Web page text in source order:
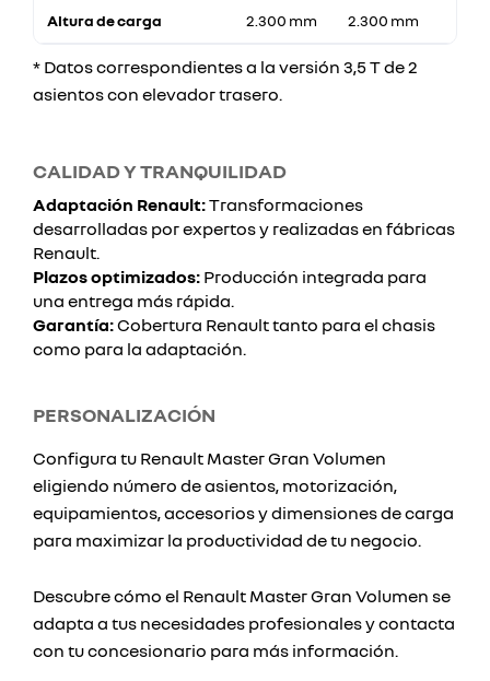
Altura de carga 2.300 mm 2.300 mm
* Datos correspondientes a la versión 3,5 T de 2
asientos con elevador trasero.
CALIDAD Y TRANQUILIDAD
Adaptación Renault:Transformaciones
desarrolladas por expertos y realizadas en fábricas
Renault.
Plazos optimizados: Producción integrada para
una entrega más rápida.
Garantía:Cobertura Renault tanto para el chasis
como para la adaptación.
PERSONALIZACIÓN
Configura tu Renault Master Gran Volumen
eligiendo número de asientos, motorización,
equipamientos, accesorios y dimensiones de carga
para maximizar la productividad de tu negocio.
Descubre cómo el Renault Master Gran Volumen se
adapta a tus necesidades profesionales y contacta
con tu concesionario para más información.